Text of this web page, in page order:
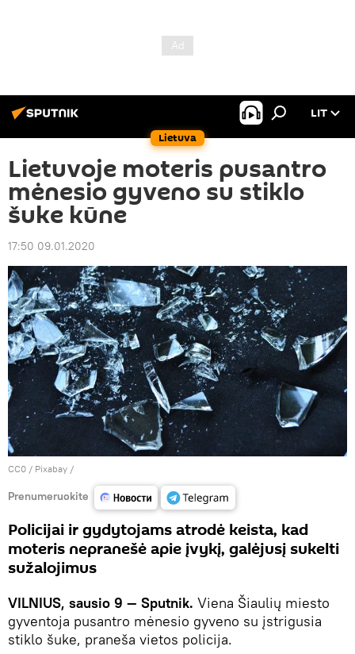
Lietuva
LIT
Lietuvoje moteris pusantro
mėnesio gyveno su stiklo
šuke kūne
17:50 09.01.2020
CC0 / Рixabay /
Prenumeruokite
Policijai ir gydytojams atrodė keista, kad
moteris nepranešė apie įvykį, galėjusį sukelti
sužalojimus
VILNIUS, sausio 9 — Sputnik. Viena Šiaulių miesto
gyventoja pusantro mėnesio gyveno su įstrigusia
stiklo šuke, praneša vietos policija.